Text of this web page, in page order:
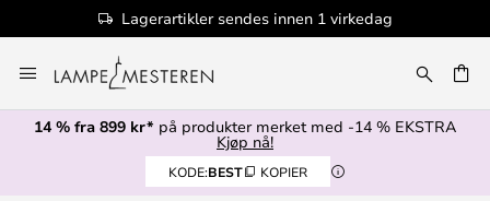
Lagerartikler sendes innen 1 virkedag
til
innhold
14 % fra 899 kr* på produkter merket med -14 % EKSTRA
Kjøp nå!
KODE:BEST KOPIER